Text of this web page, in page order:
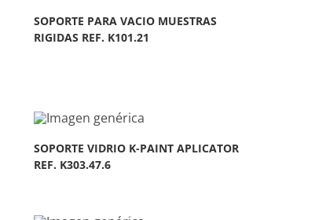
SOPORTE PARA VACIO MUESTRAS
RIGIDAS REF. K101.21
SOPORTE VIDRIO K-PAINT APLICATOR
REF. K303.47.6